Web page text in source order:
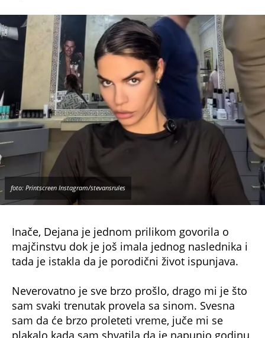
foto: Printscreen Instagram/stevansrules
Inače, Dejana je jednom prilikom govorila o
majčinstvu dok je još imala jednog naslednika i
tada je istakla da je porodični život ispunjava.
Neverovatno je sve brzo prošlo, drago mi je što
sam svaki trenutak provela sa sinom. Svesna
sam da će brzo proleteti vreme, juče mi se
plakalo kada sam shvatila da je napunio godinu